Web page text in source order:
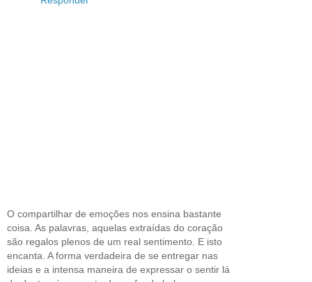
O compartilhar de emoções nos ensina bastante
coisa. As palavras, aquelas extraídas do coração
são regalos plenos de um real sentimento. E isto
encanta. A forma verdadeira de se entregar nas
ideias e a intensa maneira de expressar o sentir lá